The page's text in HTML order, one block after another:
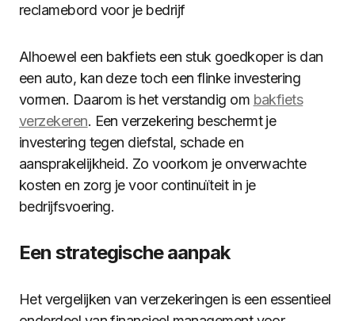
reclamebord voor je bedrijf
Alhoewel een bakfiets een stuk goedkoper is dan
een auto, kan deze toch een flinke investering
vormen. Daarom is het verstandig om bakfiets
verzekeren. Een verzekering beschermt je
investering tegen diefstal, schade en
aansprakelijkheid. Zo voorkom je onverwachte
kosten en zorg je voor continuïteit in je
bedrijfsvoering.
Een strategische aanpak
Het vergelijken van verzekeringen is een essentieel